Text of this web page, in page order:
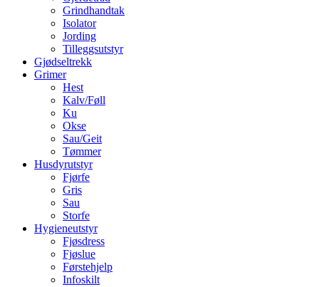
Grindhandtak
Isolator
Jording
Tilleggsutstyr
Gjødseltrekk
Grimer
Hest
Kalv/Føll
Ku
Okse
Sau/Geit
Tømmer
Husdyrutstyr
Fjørfe
Gris
Sau
Storfe
Hygieneutstyr
Fjøsdress
Fjøslue
Førstehjelp
Infoskilt